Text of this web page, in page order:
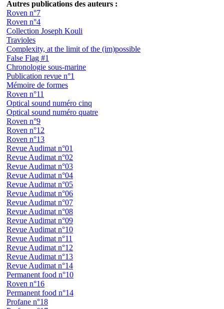
Autres publications des auteurs :
Roven n°7
Roven n°4
Collection Joseph Kouli
Travioles
Complexity, at the limit of the (im)possible
False Flag #1
Chronologie sous-marine
Publication revue n°1
Mémoire de formes
Roven n°11
Optical sound numéro cinq
Optical sound numéro quatre
Roven n°9
Roven n°12
Roven n°13
Revue Audimat n°01
Revue Audimat n°02
Revue Audimat n°03
Revue Audimat n°04
Revue Audimat n°05
Revue Audimat n°06
Revue Audimat n°07
Revue Audimat n°08
Revue Audimat n°09
Revue Audimat n°10
Revue Audimat n°11
Revue Audimat n°12
Revue Audimat n°13
Revue Audimat n°14
Permanent food n°10
Roven n°16
Permanent food n°14
Profane n°18